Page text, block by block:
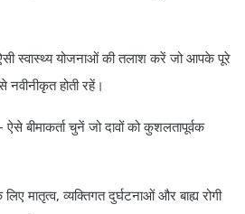
स्वास्थ्य योजनाओं की तलाश करें जो आपके पूरे
होती रहें।
बीमाकर्ता चुनें जो दावों को कुशलतापूर्वक
लिए मातृत्व, व्यक्तिगत दुर्घटनाओं और बाह्य रोगी